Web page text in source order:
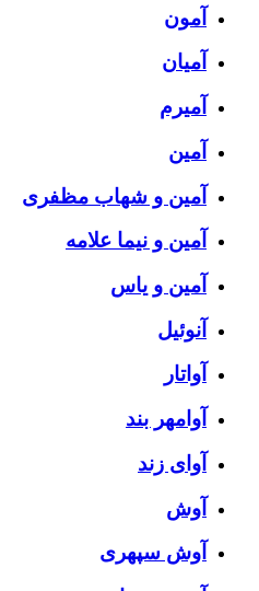
آمون
آمیان
آمیرم
آمین
آمین و شهاب مظفری
آمین و نیما علامه
آمین و یاس
آنوئیل
آواتار
آوامهر بند
آوای زند
آوش
آوش سپهری